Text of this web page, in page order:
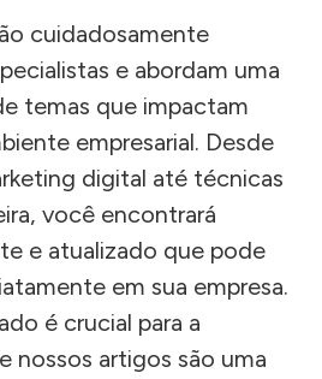
cuidadosamente
e abordam uma
temas que impactam
empresarial. Desde
digital até técnicas
você encontrará
e atualizado que pode
em sua empresa.
é crucial para a
nossos artigos são uma